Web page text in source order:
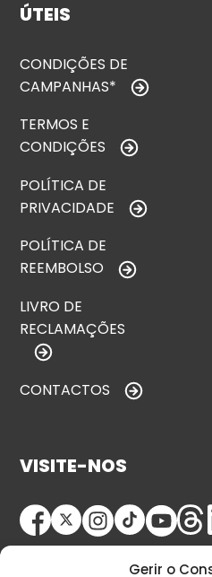
Gerir o
ÚTEIS
CONDIÇÕES DE
CAMPANHAS*
TERMOS E
CONDIÇÕES
POLÍTICA DE
PRIVACIDADE
POLÍTICA DE
REEMBOLSO
LIVRO DE
RECLAMAÇÕES
CONTACTOS
VISITE-NOS